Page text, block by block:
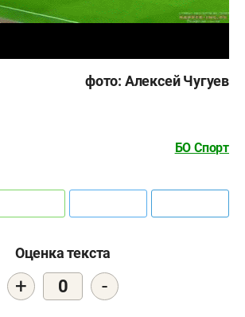
фото: Алексей Чугуев
БО Спорт
Оценка текста
+ 0 -